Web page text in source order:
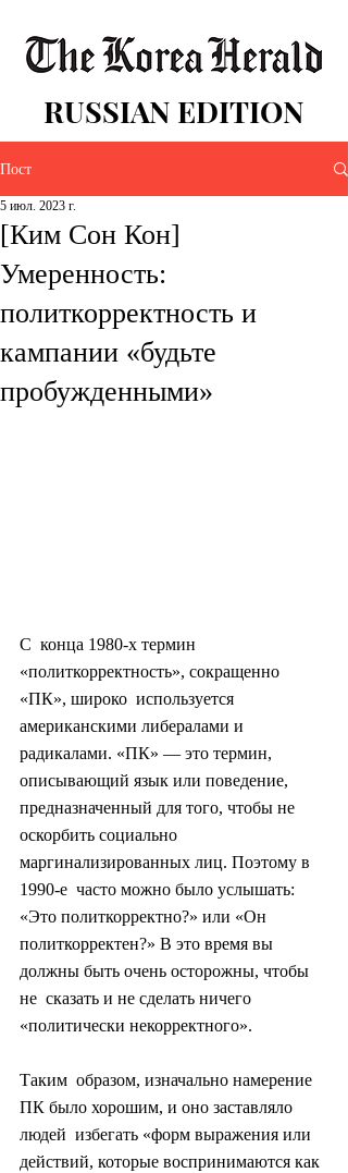
RUSSIAN EDITION
Пост
[Ким Сон Кон]
Умеренность:
политкорректность и
кампании «будьте
пробужденными»
5 июл. 2023 г.
С  конца 1980-х термин
«политкорректность», сокращенно
«ПК», широко  используется
американскими либералами и
радикалами. «ПК» — это термин,
описывающий язык или поведение,
предназначенный для того, чтобы не
оскорбить социально
маргинализированных лиц. Поэтому в
1990-е  часто можно было услышать:
«Это политкорректно?» или «Он
политкорректен?» В это время вы
должны быть очень осторожны, чтобы
не  сказать и не сделать ничего
«политически некорректного».
Таким  образом, изначально намерение
ПК было хорошим, и оно заставляло
людей  избегать «форм выражения или
действий, которые воспринимаются как